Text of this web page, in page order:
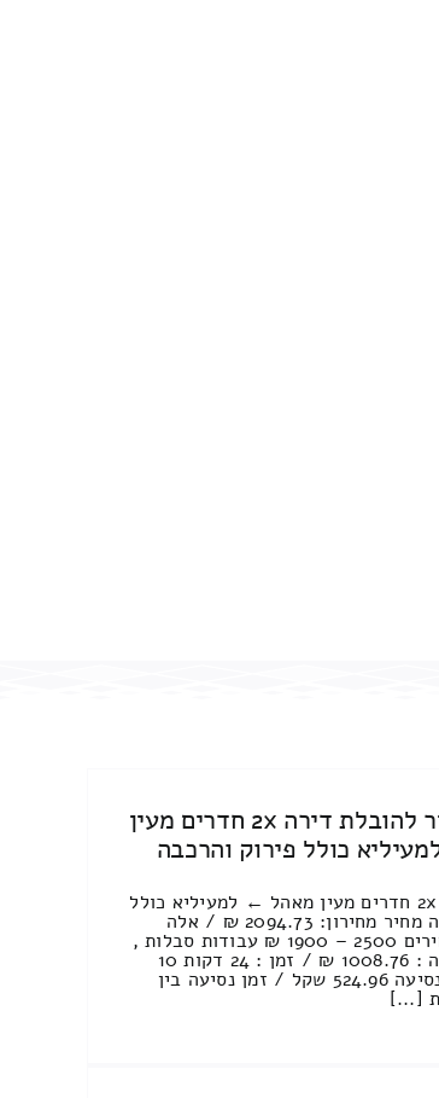
הצעת מחיר להובלת דירה 2x חדרים מעין
כולל פירוק והרכבה
הובלה דירה 2x חדרים מעין מאהל ← למעיליא כולל
פירוק והרכבה מחיר מחירון: 2094.73 ₪ / אלה
שבטווח המחירים 2500 – 1900 ₪ עבודות סבלות ,
טעינה ופריקה : 1008.76 ₪ / זמן : 24 דקות 10
שניות מחיר נסיעה 524.96 שקל / זמן נסיעה בין